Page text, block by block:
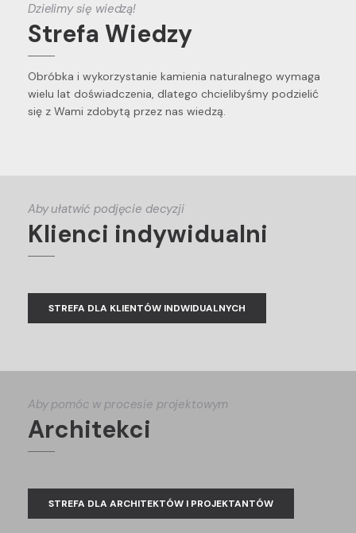
Dzielimy się wiedzą!
Strefa Wiedzy
Obróbka i wykorzystanie kamienia naturalnego wymaga
wielu lat doświadczenia, dlatego chcielibyśmy podzielić
się z Wami zdobytą przez nas wiedzą.
Aby ułatwić podjęcie decyzji
Klienci indywidualni
STREFA DLA KLIENTÓW INDWIDUALNYCH
Aby pomóc w procesie projektowym
Architekci
STREFA DLA ARCHITEKTÓW I PROJEKTANTÓW